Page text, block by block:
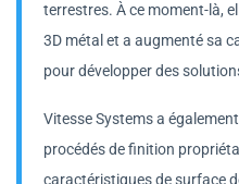
terrestres. À ce moment-là,
3D métal et a augmenté sa
pour développer des
Vitesse Systems a
procédés de finition
caractéristiques de surface